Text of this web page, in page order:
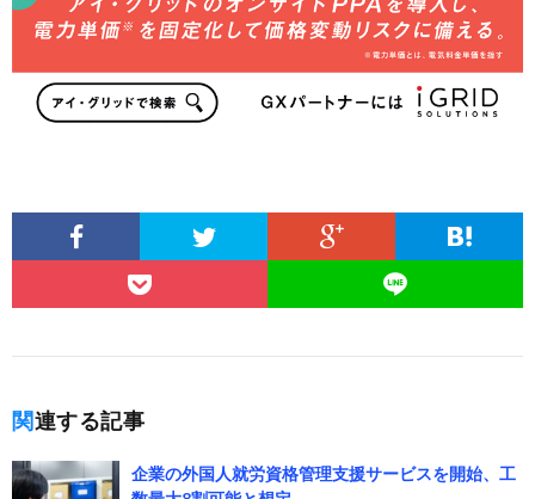
関連する記事
企業の外国人就労資格管理支援サービスを開始、工